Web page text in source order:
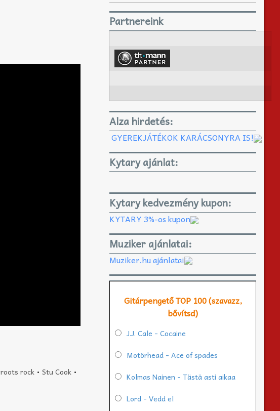
roots rock• Stu Cook•
Partnereink
Alza hirdetés:
GYEREKJÁTÉKOK KARÁCSONYRA IS!
Kytary ajánlat:
Kytary kedvezmény kupon:
KYTARY 3%-os kupon
Muziker ajánlatai:
Muziker.hu ajánlatai
Gitárpengető TOP 100 (szavazz,
bővítsd)
J.J. Cale - Cocaine
Motörhead - Ace of spades
Kolmas Nainen - Tästä asti aikaa
Lord - Vedd el